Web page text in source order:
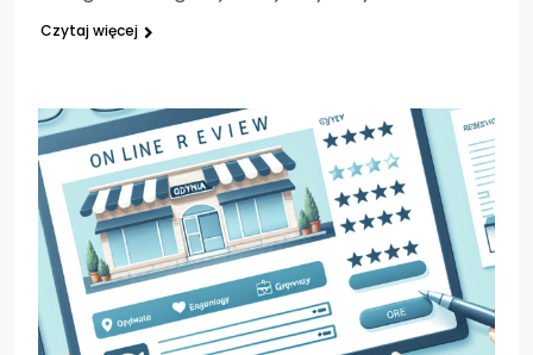
Czytaj więcej